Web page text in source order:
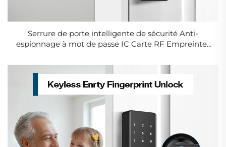
Serrure de porte intelligente de sécurité Anti-
espionnage à mot de passe IC Carte RF Empreintes